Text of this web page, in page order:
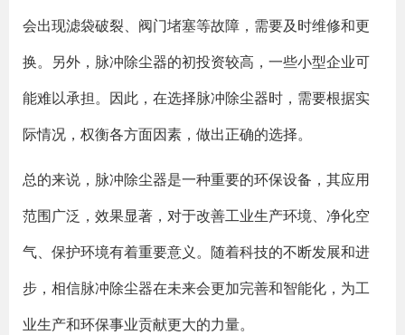
会出现滤袋破裂、阀门堵塞等故障，需要及时维修和更
换。另外，脉冲除尘器的初投资较高，一些小型企业可
能难以承担。因此，在选择脉冲除尘器时，需要根据实
际情况，权衡各方面因素，做出正确的选择。
总的来说，脉冲除尘器是一种重要的环保设备，其应用
范围广泛，效果显著，对于改善工业生产环境、净化空
气、保护环境有着重要意义。随着科技的不断发展和进
步，相信脉冲除尘器在未来会更加完善和智能化，为工
业生产和环保事业贡献更大的力量。